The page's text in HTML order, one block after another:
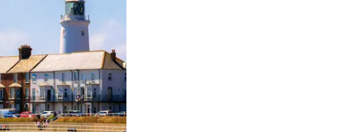
óf door te tikken of swipen.